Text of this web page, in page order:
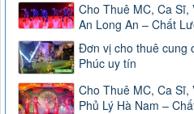
Cho Thuê MC, Ca Sĩ,
An Long An – Chất
Đơn vị cho thuê cung
Phúc uy tín
Cho Thuê MC, Ca
Phủ Lý Hà Nam –